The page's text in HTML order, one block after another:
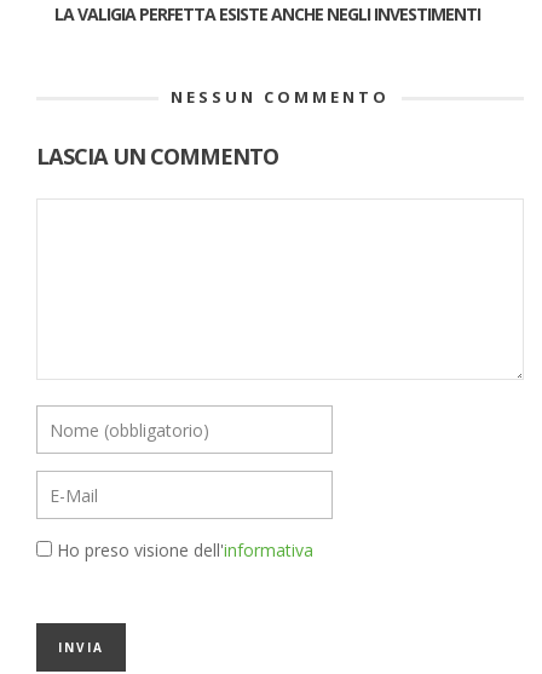
LA VALIGIA PERFETTA ESISTE ANCHE NEGLI INVESTIMENTI
NESSUN COMMENTO
LASCIA UN COMMENTO
Ho preso visione dell'informativa